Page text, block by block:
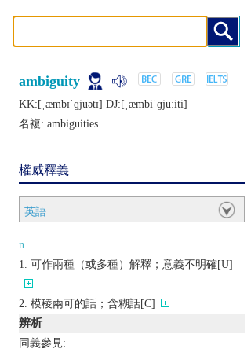
ambiguity
KK:[ˌæmbɪˈɡjuǝtɪ] DJ:[ˌæmbiˈɡjuːiti]
名複: ambiguities
權威釋義
英語
n.
可作兩種（或多種）解釋；意義不明確[U]
模稜兩可的話；含糊話[C]
辨析
同義參見: